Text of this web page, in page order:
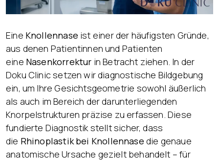
Eine Knollennase ist einer der häufigsten Gründe,
aus denen Patientinnen und Patienten
eine Nasenkorrektur in Betracht ziehen. In der
Doku Clinic setzen wir diagnostische Bildgebung
ein, um Ihre Gesichtsgeometrie sowohl äußerlich
als auch im Bereich der darunterliegenden
Knorpelstrukturen präzise zu erfassen. Diese
fundierte Diagnostik stellt sicher, dass
die Rhinoplastik bei Knollennase die genaue
anatomische Ursache gezielt behandelt – für